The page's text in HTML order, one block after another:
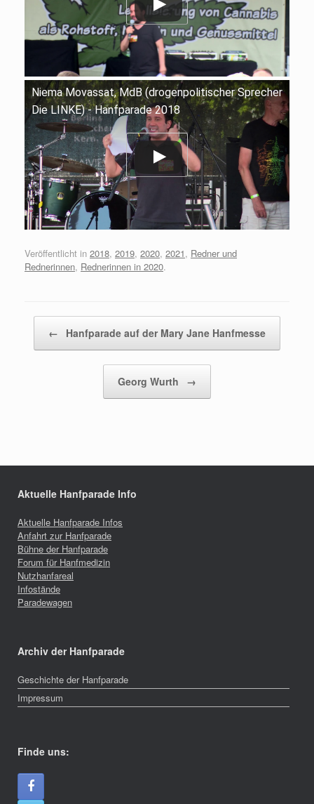
Niema Movassat, MdB (drogenpolitischer Sprecher
Die LINKE) - Hanfparade 2018
Veröffentlicht in 2018, 2019, 2020, 2021, Redner und
Rednerinnen, Rednerinnen in 2020.
← Hanfparade auf der Mary Jane Hanfmesse
Georg Wurth →
Aktuelle Hanfparade Info
Aktuelle Hanfparade Infos
Anfahrt zur Hanfparade
Bühne der Hanfparade
Forum für Hanfmedizin
Nutzhanfareal
Infostände
Paradewagen
Archiv der Hanfparade
Geschichte der Hanfparade
Impressum
Finde uns: